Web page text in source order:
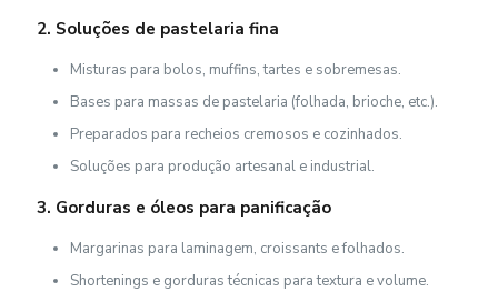
2. Soluções de pastelaria fina
Misturas para bolos, muffins, tartes e sobremesas.
Bases para massas de pastelaria (folhada, brioche, etc.).
Preparados para recheios cremosos e cozinhados.
Soluções para produção artesanal e industrial.
3. Gorduras e óleos para panificação
Margarinas para laminagem, croissants e folhados.
Shortenings e gorduras técnicas para textura e volume.